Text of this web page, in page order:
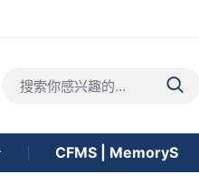
CFMS | MemoryS